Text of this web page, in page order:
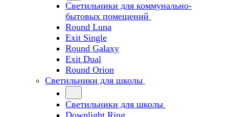
Светильники для коммунально-
бытовых помещений
Round Luna
Exit Single
Round Galaxy
Exit Dual
Round Orion
Светильники для школы
Светильники для школы
Downlight Ring